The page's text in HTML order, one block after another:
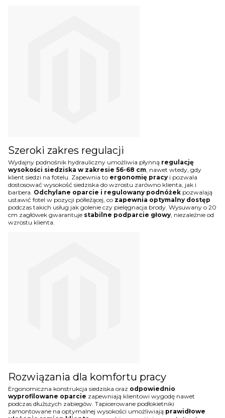
Szeroki zakres regulacji
Wydajny podnośnik hydrauliczny umożliwia płynną regulację
wysokości siedziska w zakresie 56-68 cm , nawet wtedy, gdy
klient siedzi na fotelu. Zapewnia to ergonomię pracy i pozwala
dostosować wysokość siedziska do wzrostu zarówno klienta, jak i
barbera. Odchylane oparcie i regulowany podnóżek pozwalają
ustawić fotel w pozycji półleżącej, co zapewnia optymalny dostęp
podczas takich usług jak golenie czy pielęgnacja brody. Wysuwany o 20
cm zagłówek gwarantuje stabilne podparcie głowy , niezależnie od
wzrostu klienta.
Rozwiązania dla komfortu pracy
Ergonomiczna konstrukcja siedziska oraz odpowiednio
wyprofilowane oparcie zapewniają klientowi wygodę nawet
podczas dłuższych zabiegów. Tapicerowane podłokietniki
zamontowane na optymalnej wysokości umożliwiają prawidłowe